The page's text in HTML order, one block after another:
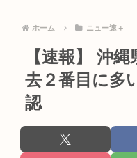
ホーム ニュー速＋
【速報】 沖
去２番目に多
認